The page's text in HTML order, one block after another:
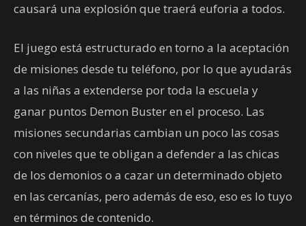
causará una explosión que traerá euforia a todos.
El juego está estructurado en torno a la aceptación
de misiones desde tu teléfono, por lo que ayudarás
a las niñas a extenderse por toda la escuela y
ganar puntos Demon Buster en el proceso. Las
misiones secundarias cambian un poco las cosas
con niveles que te obligan a defender a las chicas
de los demonios o a cazar un determinado objeto
en las cercanías, pero además de eso, eso es lo tuyo
en términos de contenido.